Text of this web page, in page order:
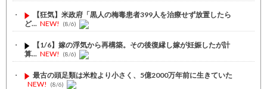
【狂気】米政府「黒人の梅毒患者399人を治療せず放置したら
ど... NEW! (8/6)
【1/6】嫁の浮気から再構築。その後復縁し嫁が妊娠したが計
算... NEW! (8/6)
最古の頭足類は米粒より小さく、5億2000万年前に生きていた
NEW!
(8/6)